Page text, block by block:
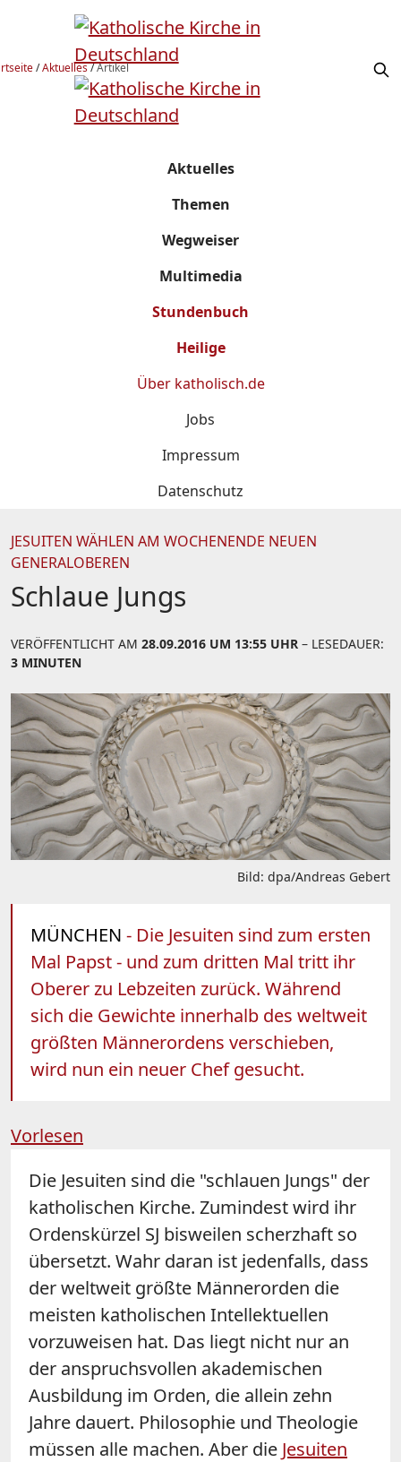
/Aktuelles/Artikel
Aktuelles
Themen
Wegweiser
Multimedia
Stundenbuch
Heilige
Über katholisch.de
Jobs
Impressum
Datenschutz
JESUITEN WÄHLEN AM WOCHENENDE NEUEN
GENERALOBEREN
Schlaue Jungs
VERÖFFENTLICHT AM 28.09.2016 UM 13:55 UHR – LESEDAUER:
3 MINUTEN
Bild: dpa/Andreas Gebert
MÜNCHEN - Die Jesuiten sind zum ersten
Mal Papst - und zum dritten Mal tritt ihr
Oberer zu Lebzeiten zurück. Während
sich die Gewichte innerhalb des weltweit
größten Männerordens verschieben,
wird nun ein neuer Chef gesucht.
Vorlesen
Die Jesuiten sind die "schlauen Jungs" der
katholischen Kirche. Zumindest wird ihr
Ordenskürzel SJ bisweilen scherzhaft so
übersetzt. Wahr daran ist jedenfalls, dass
der weltweit größte Männerorden die
meisten katholischen Intellektuellen
vorzuweisen hat. Das liegt nicht nur an
der anspruchsvollen akademischen
Ausbildung im Orden, die allein zehn
Jahre dauert. Philosophie und Theologie
müssen alle machen. Aber die Jesuiten